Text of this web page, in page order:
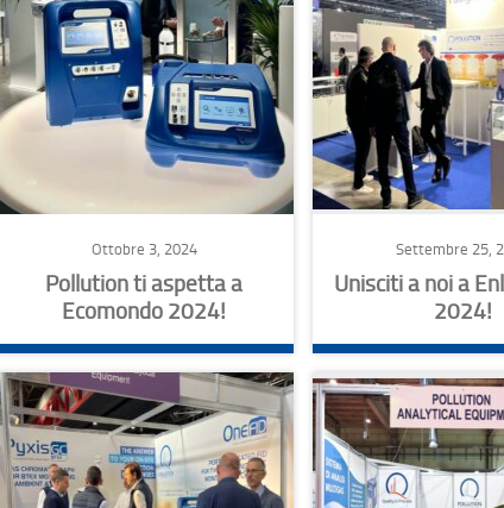
Ottobre 3, 2024
Pollution ti aspetta a
Ecomondo 2024!
Settembre 25,
Unisciti a noi a
2024!